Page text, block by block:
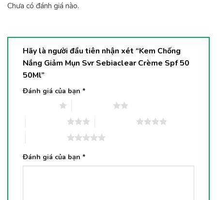
Chưa có đánh giá nào.
Hãy là người đầu tiên nhận xét “Kem Chống
Nắng Giảm Mụn Svr Sebiaclear Crème Spf 50
50Ml”
Đánh giá của bạn *
Đánh giá của bạn *